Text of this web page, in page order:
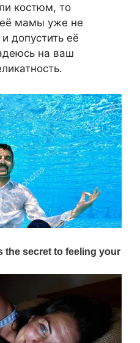
костюм, то
мамы уже не
допустить её
на ваш